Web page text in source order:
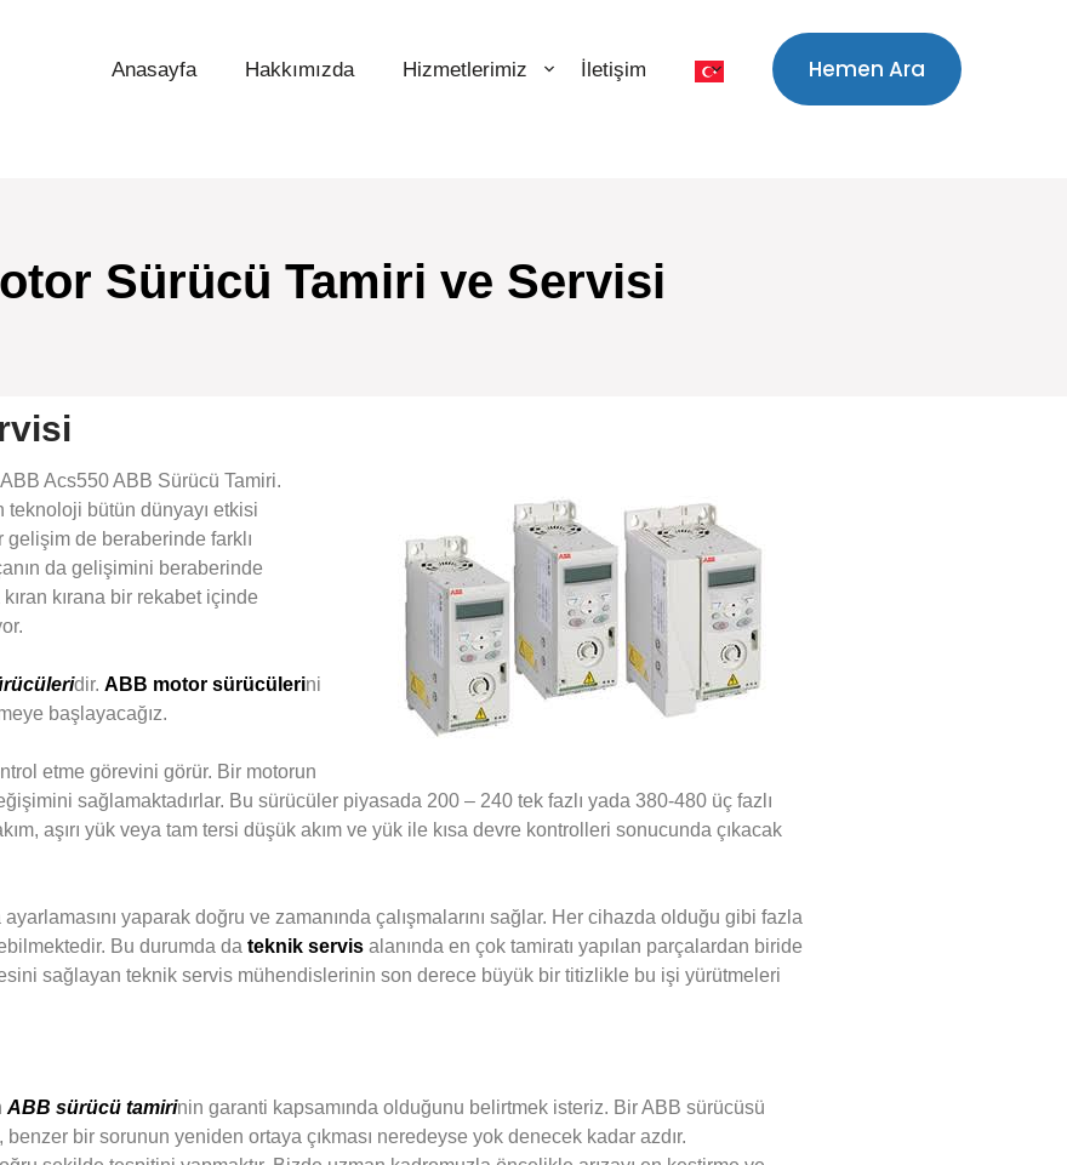
Hemen Ara
Anasayfa Hakkımızda Hizmetlerimiz İletişim
Sürücü Tamiri ve Servisi
Acs550 ABB Sürücü Tamiri.
teknoloji bütün dünyayı etkisi
de beraberinde farklı
da gelişimini beraberinde
kırana bir rekabet içinde
dir. ABB motor sürücülerini
başlayacağız.
etme görevini görür. Bir motorun
sağlamaktadırlar. Bu sürücüler piyasada 200 – 240 tek fazlı yada 380-480 üç fazlı
aşırı yük veya tam tersi düşük akım ve yük ile kısa devre kontrolleri sonucunda çıkacak
yaparak doğru ve zamanında çalışmalarını sağlar. Her cihazda olduğu gibi fazla
Bu durumda da teknik servis alanında en çok tamiratı yapılan parçalardan biride
sağlayan teknik servis mühendislerinin son derece büyük bir titizlikle bu işi yürütmeleri
ABB sürücü tamirinin garanti kapsamında olduğunu belirtmek isteriz. Bir ABB sürücüsü
bir sorunun yeniden ortaya çıkması neredeyse yok denecek kadar azdır.